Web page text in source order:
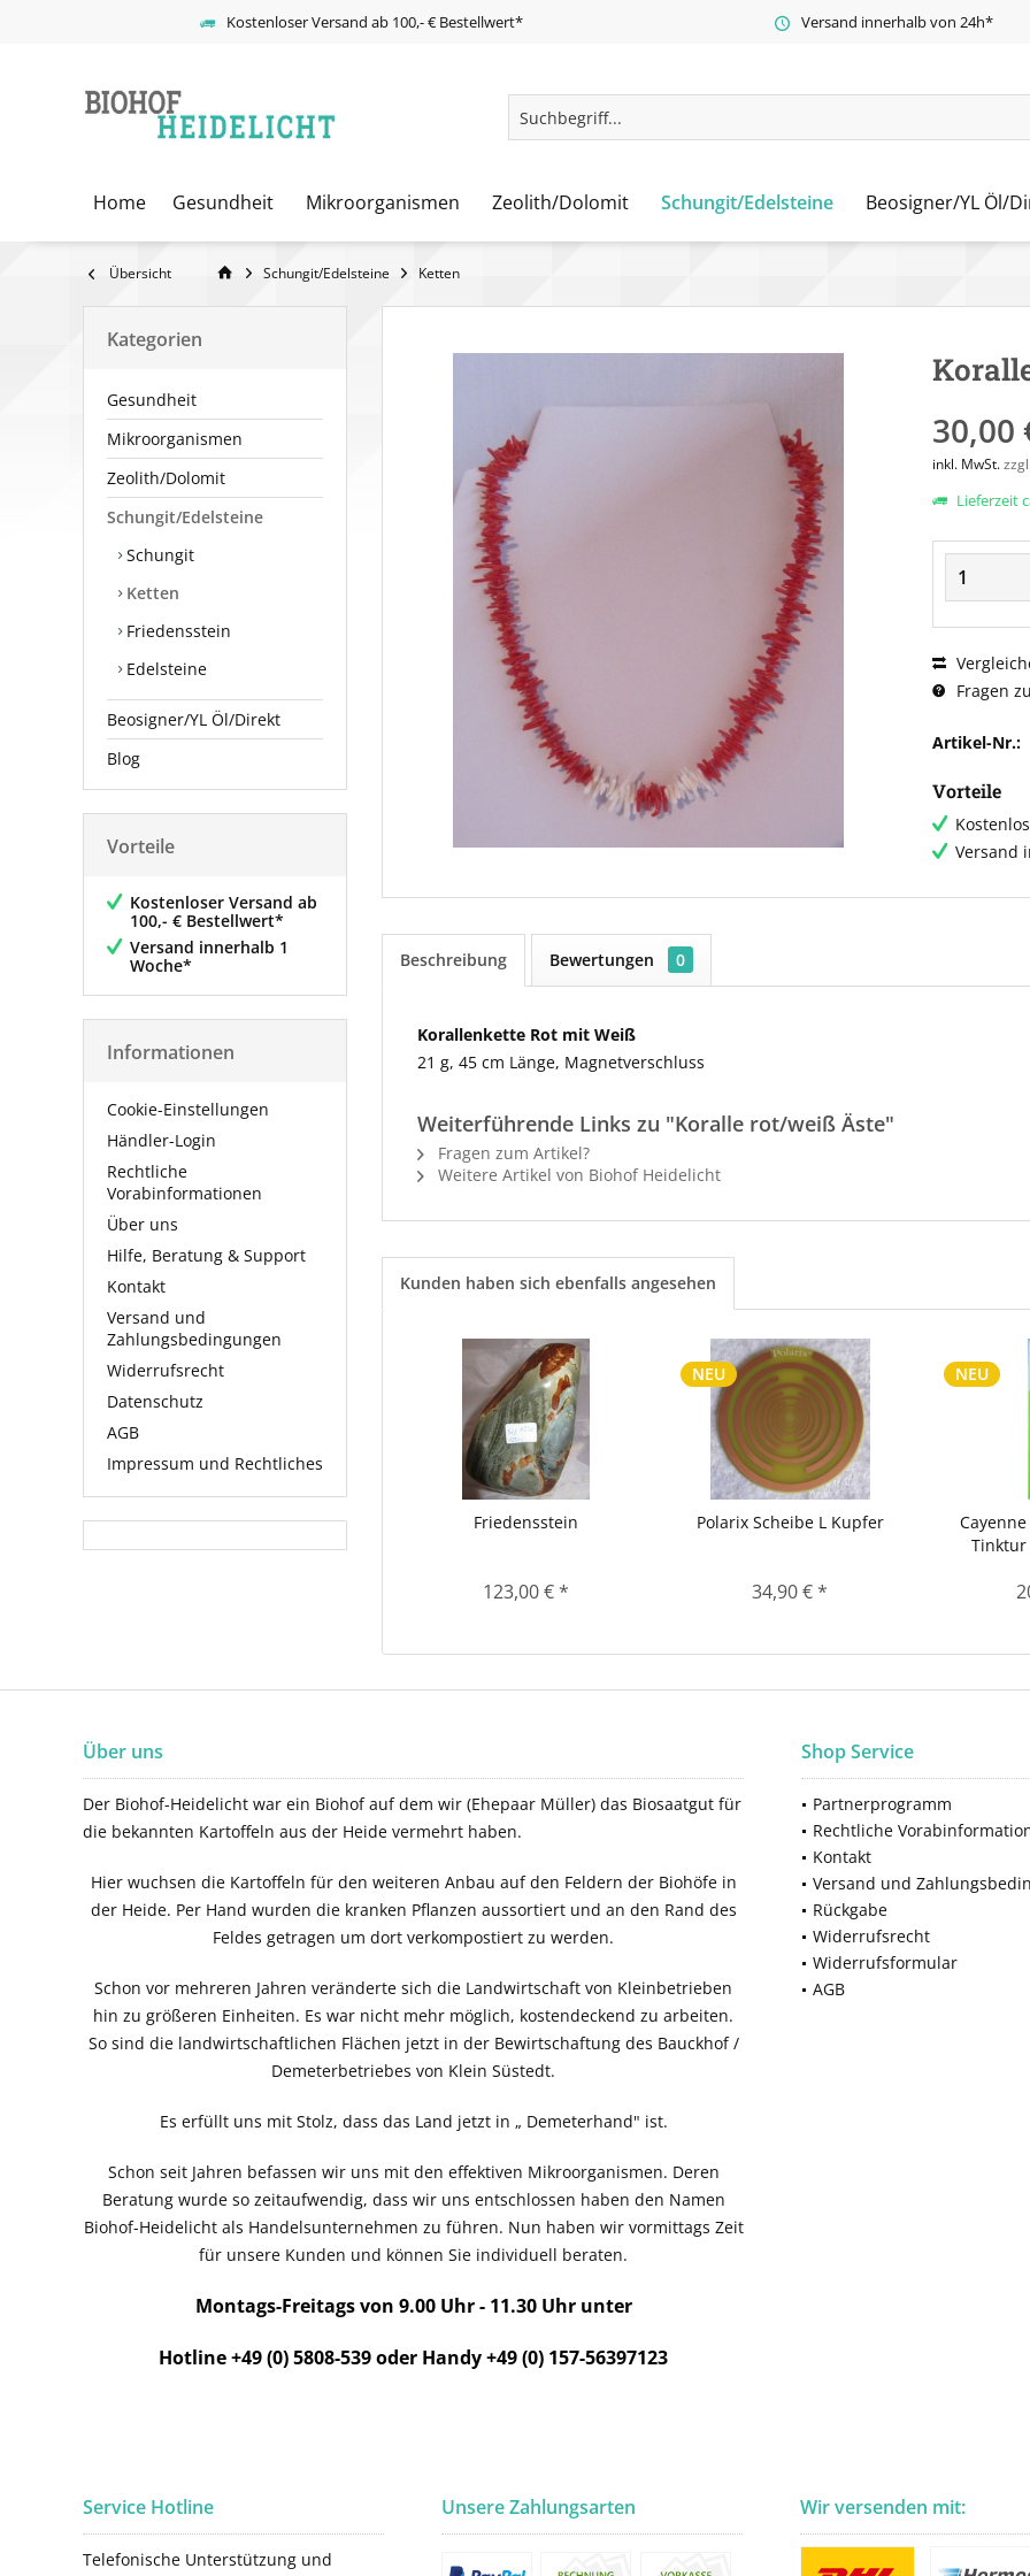
Kostenloser Versand ab 100,- € Bestellwert* Versand innerhalb von 24h*
Home Gesundheit Mikroorganismen Zeolith/Dolomit Schungit/Edelsteine Beosigner/YL Öl/
Übersicht Schungit/Edelsteine Ketten
Kategorien
Gesundheit
Mikroorganismen
Zeolith/Dolomit
Schungit/Edelsteine
Schungit
Ketten
Friedensstein
Edelsteine
Beosigner/YL Öl/Direkt
Blog
Vorteile
Kostenloser Versand ab
100,- € Bestellwert*
Versand innerhalb 1
Woche*
Informationen
Cookie-Einstellungen
Händler-Login
Rechtliche
Vorabinformationen
Über uns
Hilfe, Beratung & Support
Kontakt
Versand und
Zahlungsbedingungen
Widerrufsrecht
Datenschutz
AGB
Impressum und Rechtliches
30,00
inkl. MwSt.
Lieferzeit
Fragen
Artikel-Nr.:
Vorteile
Versand
Beschreibung Bewertungen 0
Korallenkette Rot mit Weiß
21 g, 45 cm Länge, Magnetverschluss
Weiterführende Links zu "Koralle rot/weiß Äste"
Fragen zum Artikel?
Weitere Artikel von Biohof Heidelicht
Kunden haben sich ebenfalls angesehen
Friedensstein
123,00 € *
NEU
Polarix Scheibe L Kupfer
34,90 € *
NEU
Tinktur
Über uns
Der Biohof-Heidelicht war ein Biohof auf dem wir (Ehepaar Müller) das Biosaatgut für
die bekannten Kartoffeln aus der Heide vermehrt haben.
Hier wuchsen die Kartoffeln für den weiteren Anbau auf den Feldern der Biohöfe in
der Heide. Per Hand wurden die kranken Pflanzen aussortiert und an den Rand des
Feldes getragen um dort verkompostiert zu werden.
Schon vor mehreren Jahren veränderte sich die Landwirtschaft von Kleinbetrieben
hin zu größeren Einheiten. Es war nicht mehr möglich, kostendeckend zu arbeiten.
So sind die landwirtschaftlichen Flächen jetzt in der Bewirtschaftung des Bauckhof /
Demeterbetriebes von Klein Süstedt.
Es erfüllt uns mit Stolz, dass das Land jetzt in „ Demeterhand" ist.
Schon seit Jahren befassen wir uns mit den effektiven Mikroorganismen. Deren
Beratung wurde so zeitaufwendig, dass wir uns entschlossen haben den Namen
Biohof-Heidelicht als Handelsunternehmen zu führen. Nun haben wir vormittags Zeit
für unsere Kunden und können Sie individuell beraten.
Montags-Freitags von 9.00 Uhr - 11.30 Uhr unter
Hotline +49 (0) 5808-539 oder Handy +49 (0) 157-56397123
Shop Service
Partnerprogramm
Rechtliche
Kontakt
Versand und
Rückgabe
Widerrufsrecht
Widerrufsformular
AGB
Service Hotline
Telefonische Unterstützung und
Unsere Zahlungsarten Wir versenden mit: